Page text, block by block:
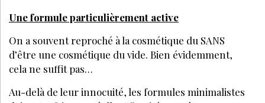
COSMÉTIQUES SEPTEMBRE 2022